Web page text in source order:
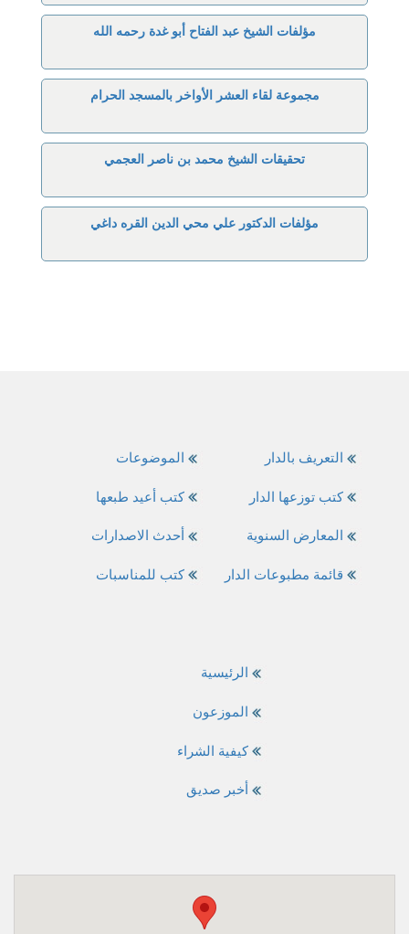
مؤلفات الشيخ عبد الفتاح أبو غدة رحمه الله
مجموعة لقاء العشر الأواخر بالمسجد الحرام
تحقيقات الشيخ محمد بن ناصر العجمي
مؤلفات الدكتور علي محي الدين القره داغي
الموضوعات
كتب أعيد طبعها
أحدث الاصدارات
كتب للمناسبات
التعريف بالدار
كتب توزعها الدار
المعارض السنوية
قائمة مطبوعات الدار
الرئيسية
الموزعون
كيفية الشراء
أخبر صديق